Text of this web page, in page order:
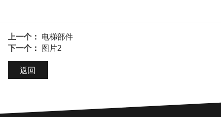
上一个： 电梯部件
下一个： 图片2
返回